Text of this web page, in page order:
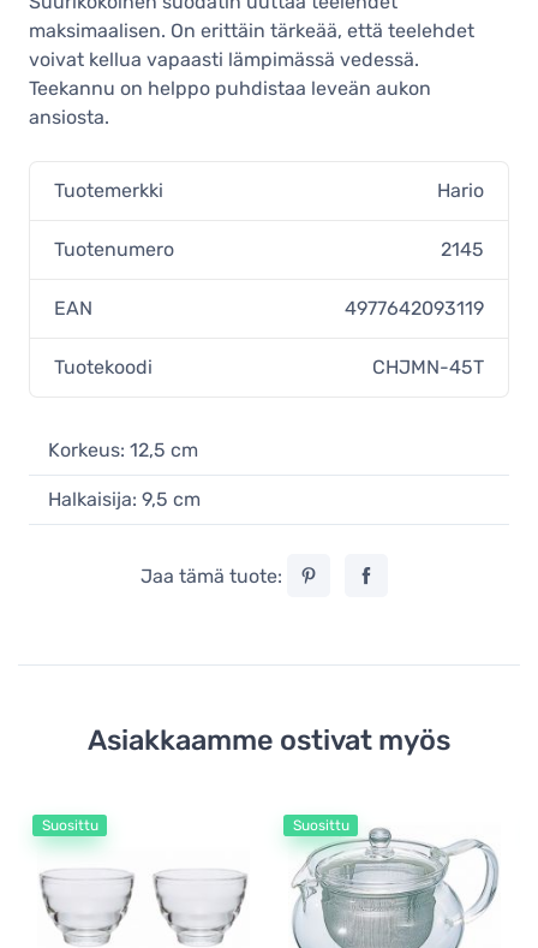
maksimaalisen. On erittäin tärkeää, että teelehdet
voivat kellua vapaasti lämpimässä vedessä.
Teekannu on helppo puhdistaa leveän aukon
ansiosta.
Tuotemerkki Hario
Tuotenumero 2145
EAN 4977642093119
Tuotekoodi CHJMN-45T
Korkeus: 12,5 cm
Halkaisija: 9,5 cm
Jaa tämä tuote:
Asiakkaamme ostivat myös
Suosittu Suosittu